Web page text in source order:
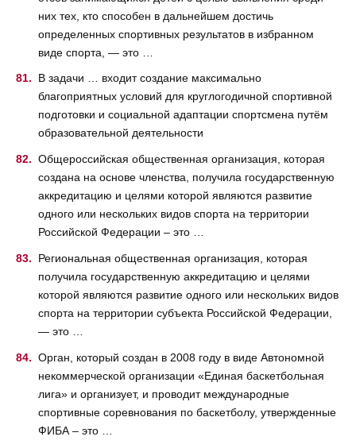
них тех, кто способен в дальнейшем достичь
определенных спортивных результатов в избранном
виде спорта, — это …
В задачи … входит создание максимально
благоприятных условий для круглогодичной спортивной
подготовки и социальной адаптации спортсмена путём
образовательной деятельности
Общероссийская общественная организация, которая
создана на основе членства, получила государственную
аккредитацию и целями которой являются развитие
одного или нескольких видов спорта на территории
Российской Федерации – это …
Региональная общественная организация, которая
получила государственную аккредитацию и целями
которой являются развитие одного или нескольких видов
спорта на территории субъекта Российской Федерации,
— это …
Орган, который создан в 2008 году в виде Автономной
некоммерческой организации «Единая баскетбольная
лига» и организует, и проводит международные
спортивные соревнования по баскетболу, утвержденные
ФИБА – это …